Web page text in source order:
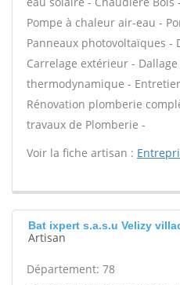
Pompe à chaleur air-eau -
Panneaux photovoltaïques -
Carrelage extérieur -
thermodynamique -
Rénovation plomberie
travaux de Plomberie -
Voir la fiche artisan :
Bat ixpert s.a.s.u Velizy
Artisan
Département: 78